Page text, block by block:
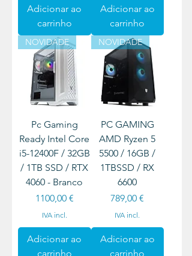
Adicionar ao
carrinho
Adicionar ao
carrinho
NOVIDADE
Pc Gaming
Ready Intel Core
i5-12400F / 32GB
/ 1TB SSD / RTX
4060 - Branco
Preço
1100,00 €
IVA incl.
Adicionar ao
carrinho
NOVIDADE
PC GAMING
AMD Ryzen 5
5500 / 16GB /
1TBSSD / RX
6600
Preço
789,00 €
IVA incl.
Adicionar ao
carrinho